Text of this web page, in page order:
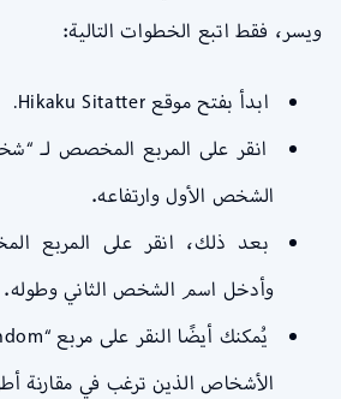
ويسر، فقط اتبع الخطوات التالية:
ابدأ بفتح موقع Hikaku Sitatter.
الشخص الأول وارتفاعه.
وأدخل اسم الشخص الثاني وطوله.
الأشخاص الذين ترغب في مقارنة